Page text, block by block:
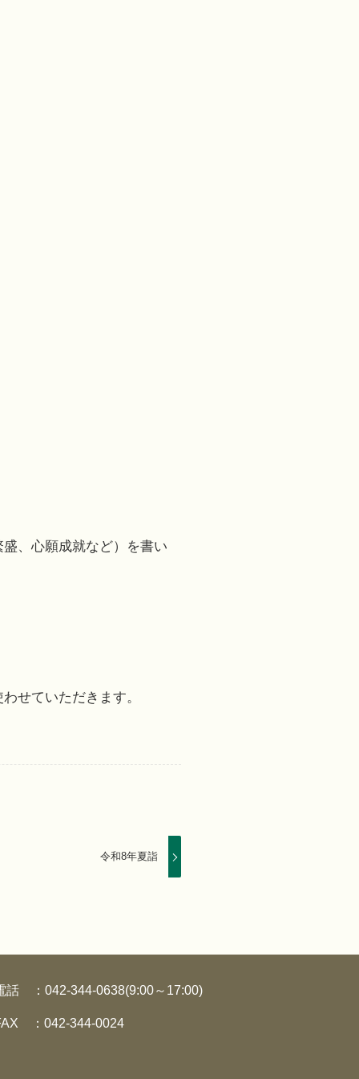
、心願成就など）を書い
せていただきます。
令和8年夏詣
話 ：042-344-0638(9:00～17:00)
：042-344-0024